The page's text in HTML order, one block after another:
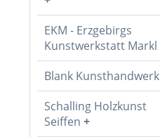
EKM - Erzgebirgs
Kunstwerkstatt Markl
Blank Kunsthandwerk
Schalling Holzkunst
Seiffen